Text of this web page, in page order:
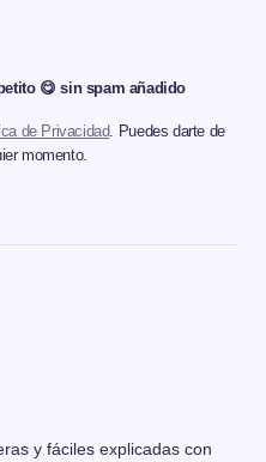
😋 sin spam añadido
de Privacidad. Puedes darte de
momento.
y fáciles explicadas con